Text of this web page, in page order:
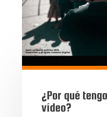
¿Por qué
vídeo?